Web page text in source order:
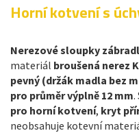
Horní kotvení s
Nerezové sloupky
materiál broušená nerez
pevný (držák madla bez
pro průměr výplně 12 mm.
pro horní kotvení, kryt
neobsahuje kotevní